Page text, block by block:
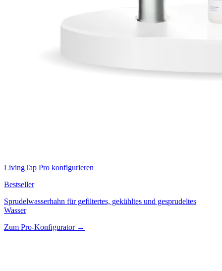
LivingTap Pro konfigurieren
Bestseller
Sprudelwasserhahn für gefiltertes, gekühltes und gesprudeltes
Wasser
Zum Pro-Konfigurator →